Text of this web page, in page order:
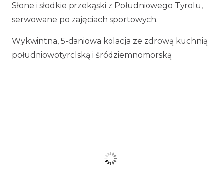
Słone i słodkie przekąski z Południowego Tyrolu,
serwowane po zajęciach sportowych.
Wykwintna, 5-daniowa kolacja ze zdrową kuchnią
południowotyrolską i śródziemnomorską